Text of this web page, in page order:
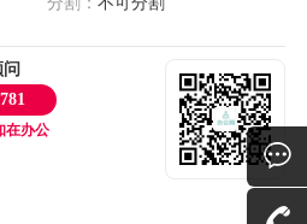
在办公